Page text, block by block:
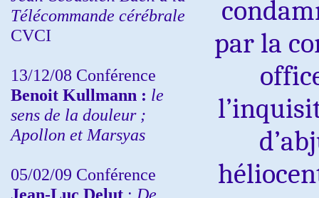
Télécommande cérébrale
CVCI
13/12/08 Conférence
Benoit Kullmann : le
sens de la douleur ;
Apollon et Marsyas
05/02/09 Conférence
Jean-Luc Delut : De
par la